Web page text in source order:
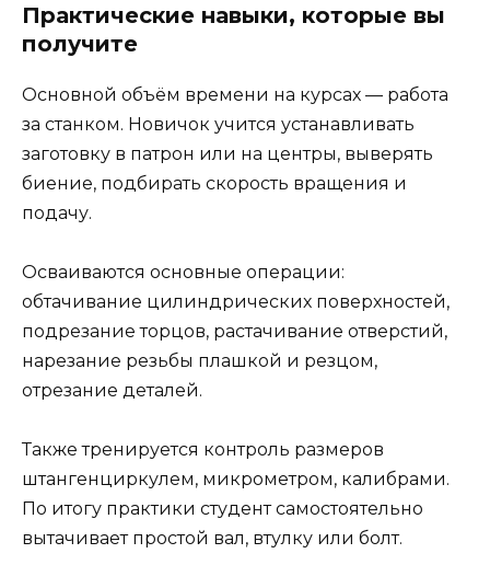
Практические навыки, которые вы
получите
Основной объём времени на курсах — работа
за станком. Новичок учится устанавливать
заготовку в патрон или на центры, выверять
биение, подбирать скорость вращения и
подачу.
Осваиваются основные операции:
обтачивание цилиндрических поверхностей,
подрезание торцов, растачивание отверстий,
нарезание резьбы плашкой и резцом,
отрезание деталей.
Также тренируется контроль размеров
штангенциркулем, микрометром, калибрами.
По итогу практики студент самостоятельно
вытачивает простой вал, втулку или болт.